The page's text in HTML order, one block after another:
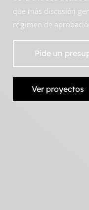
que más discusión
régimen de
Pide un
Ver proyectos